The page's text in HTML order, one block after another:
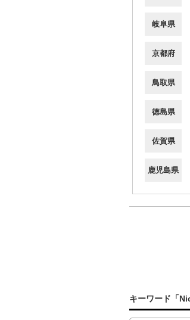
岐阜県
京都府
鳥取県
徳島県
佐賀県
鹿児島県
キーワード「